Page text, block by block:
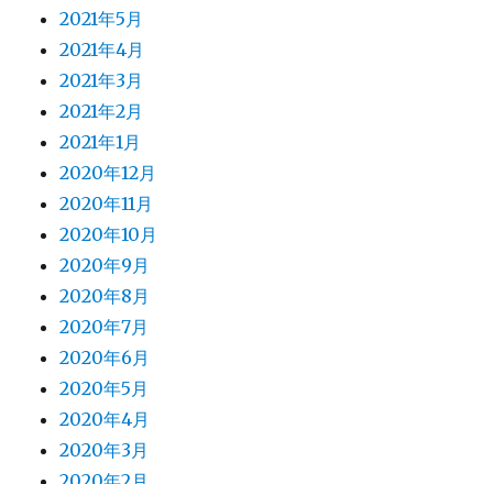
2021年5月
2021年4月
2021年3月
2021年2月
2021年1月
2020年12月
2020年11月
2020年10月
2020年9月
2020年8月
2020年7月
2020年6月
2020年5月
2020年4月
2020年3月